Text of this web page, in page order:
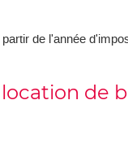
de l'année
de